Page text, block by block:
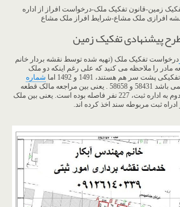
زمین-قانون تفکیک ملک-درخواست افراز از اداره
افرازی ملک مشاع-شرایط افراز ملک مشاع
پیشنهادی تفکیک زمین
درخواست تفکیک ملک (تهیه شده توسط نقشه بردار خانم
را ملاحظه می کنید که علی رغم اینکه دو ملک
سر هم هستند، 1491 و 1492 اما
شماره
آنها پشت سر نمی باشد 58431 و 58658 . یعنی بین مراجعه مالک قطعه
اول تا مراجعه مالک قطعه دوم به اداره ثبت، 227 نفر فاصله بوده است. یعنی بین ملک